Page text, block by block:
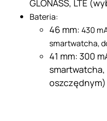
GLONASS, LTE
Bateria:
46 mm: 430
smartwatcha,
41 mm: 300
smartwatcha,
oszczędnym)